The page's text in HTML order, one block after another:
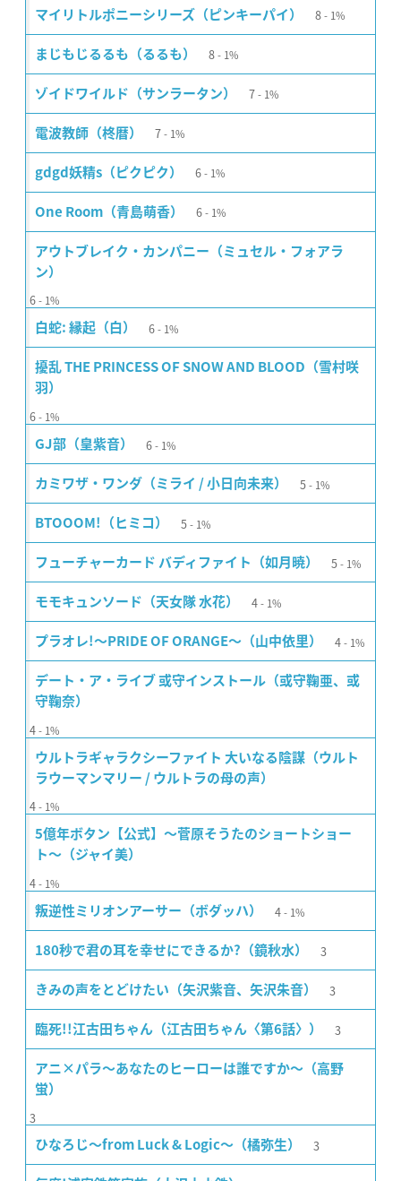
マイリトルポニーシリーズ（ピンキーパイ） 8 1%
まじもじるるも（るるも） 8 1%
ゾイドワイルド（サンラータン） 7 1%
電波教師（柊暦） 7 1%
gdgd妖精s（ピクピク） 6 1%
One Room（青島萌香） 6 1%
アウトブレイク・カンパニー（ミュセル・フォアラ
ン）
6 1%
白蛇: 縁起（白） 6 1%
擾乱 THE PRINCESS OF SNOW AND BLOOD（雪村咲
羽）
6 1%
GJ部（皇紫音） 6 1%
カミワザ・ワンダ（ミライ / 小日向未来） 5 1%
BTOOOM!（ヒミコ） 5 1%
フューチャーカード バディファイト（如月暁） 5 1%
モモキュンソード（天女隊 水花） 4 1%
プラオレ!〜PRIDE OF ORANGE〜（山中依里） 4 1%
デート・ア・ライブ 或守インストール（或守鞠亜、或
守鞠奈）
4 1%
ウルトラギャラクシーファイト 大いなる陰謀（ウルト
ラウーマンマリー / ウルトラの母の声）
4 1%
5億年ボタン【公式】〜菅原そうたのショートショー
ト〜（ジャイ美）
4 1%
叛逆性ミリオンアーサー（ボダッハ） 4 1%
180秒で君の耳を幸せにできるか?（鏡秋水） 3
きみの声をとどけたい（矢沢紫音、矢沢朱音） 3
臨死!!江古田ちゃん（江古田ちゃん〈第6話〉） 3
アニ×パラ〜あなたのヒーローは誰ですか〜（高野
蛍）
3
ひなろじ〜from Luck & Logic〜（橘弥生） 3